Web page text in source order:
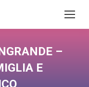
–
E